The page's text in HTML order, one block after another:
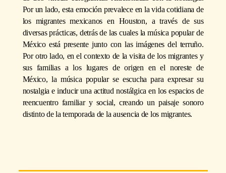
Por un lado, esta emoción prevalece en la vida cotidiana de
los migrantes mexicanos en Houston, a través de sus
diversas prácticas, detrás de las cuales la música popular de
México está presente junto con las imágenes del terruño.
Por otro lado, en el contexto de la visita de los migrantes y
sus familias a los lugares de origen en el noreste de
México, la música popular se escucha para expresar su
nostalgia e inducir una actitud nostálgica en los espacios de
reencuentro familiar y social, creando un paisaje sonoro
distinto de la temporada de la ausencia de los migrantes.